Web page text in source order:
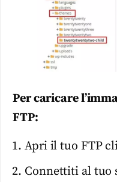
Per caricare
FTP:
Apri il tuo FTP
Connettiti al tuo